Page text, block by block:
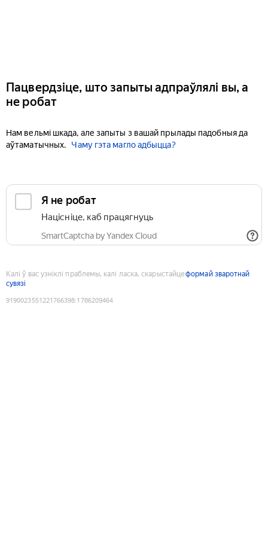
Пацвердзіце, што запыты адпраўлялі вы, а
не робат
Нам вельмі шкада, але запыты з вашай прылады падобныя да
аўтаматычных.
Чаму гэта магло адбыцца?
Я не робат
Націсніце, каб працягнуць
SmartCaptcha by Yandex Cloud
Калі ў вас узніклі праблемы, калі ласка, скарыстайцеформай зваротнай
сувязі
9190023551221766398:1786209464